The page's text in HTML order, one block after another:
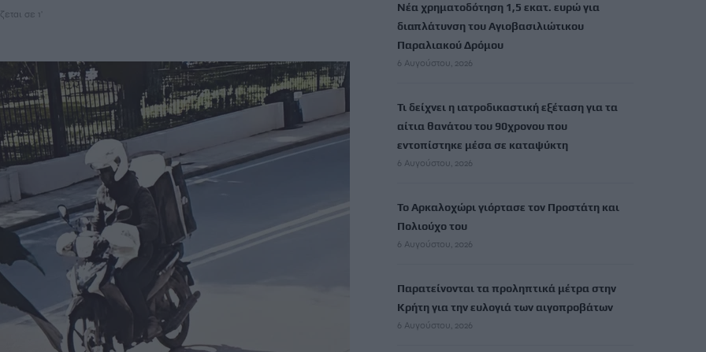
σε 1'
Νέα χρηματοδότηση 1,5 εκατ. ευρώ για
διαπλάτυνση του Αγιοβασιλιώτικου
Παραλιακού Δρόμου
6 Αυγούστου, 2026
Τι δείχνει η ιατροδικαστική εξέταση για τα
αίτια θανάτου του 90χρονου που
εντοπίστηκε μέσα σε καταψύκτη
6 Αυγούστου, 2026
Το Αρκαλοχώρι γιόρτασε τον Προστάτη και
Πολιούχο του
6 Αυγούστου, 2026
Παρατείνονται τα προληπτικά μέτρα στην
Κρήτη για την ευλογιά των αιγοπροβάτων
6 Αυγούστου, 2026